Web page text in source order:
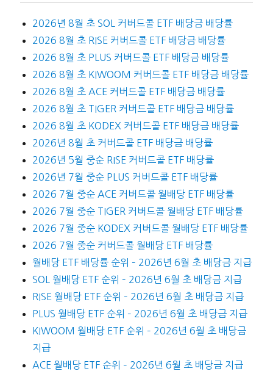
2026년 8월 초 SOL 커버드콜 ETF 배당금 배당률
2026 8월 초 RISE 커버드콜 ETF 배당금 배당률
2026 8월 초 PLUS 커버드콜 ETF 배당금 배당률
2026 8월 초 KIWOOM 커버드콜 ETF 배당금 배당률
2026 8월 초 ACE 커버드콜 ETF 배당금 배당률
2026 8월 초 TIGER 커버드콜 ETF 배당금 배당률
2026 8월 초 KODEX 커버드콜 ETF 배당금 배당률
2026년 8월 초 커버드콜 ETF 배당금 배당률
2026년 5월 중순 RISE 커버드콜 ETF 배당률
2026년 7월 중순 PLUS 커버드콜 ETF 배당률
2026 7월 중순 ACE 커버드콜 월배당 ETF 배당률
2026 7월 중순 TIGER 커버드콜 월배당 ETF 배당률
2026 7월 중순 KODEX 커버드콜 월배당 ETF 배당률
2026 7월 중순 커버드콜 월배당 ETF 배당률
월배당 ETF 배당률 순위 – 2026년 6월 초 배당금 지급
SOL 월배당 ETF 순위 – 2026년 6월 초 배당금 지급
RISE 월배당 ETF 순위 – 2026년 6월 초 배당금 지급
PLUS 월배당 ETF 순위 – 2026년 6월 초 배당금 지급
KIWOOM 월배당 ETF 순위 – 2026년 6월 초 배당금
지급
ACE 월배당 ETF 순위 – 2026년 6월 초 배당금 지급